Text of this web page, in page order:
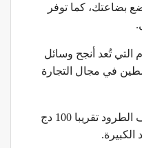
بضاعتك، كما توفر
التي تُعد أنجح وسائل
في مجال التجارة
تخزين السلع مجاني و تكلفة تغليف الطرود تقريبا 100 دج